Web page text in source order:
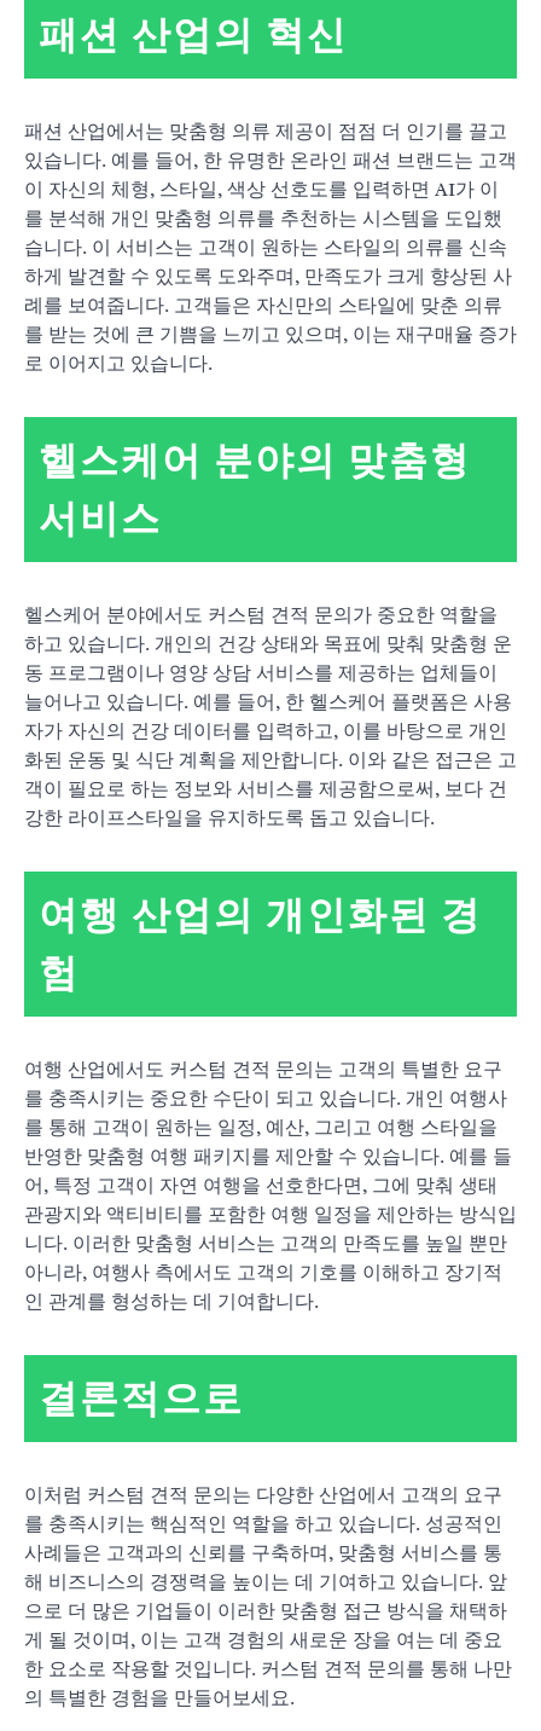
패션 산업의 혁신
패션 산업에서는 맞춤형 의류 제공이 점점 더 인기를 끌고
있습니다. 예를 들어, 한 유명한 온라인 패션 브랜드는 고객
이 자신의 체형, 스타일, 색상 선호도를 입력하면 AI가 이
를 분석해 개인 맞춤형 의류를 추천하는 시스템을 도입했
습니다. 이 서비스는 고객이 원하는 스타일의 의류를 신속
하게 발견할 수 있도록 도와주며, 만족도가 크게 향상된 사
례를 보여줍니다. 고객들은 자신만의 스타일에 맞춘 의류
를 받는 것에 큰 기쁨을 느끼고 있으며, 이는 재구매율 증가
로 이어지고 있습니다.
헬스케어 분야의 맞춤형
서비스
헬스케어 분야에서도 커스텀 견적 문의가 중요한 역할을
하고 있습니다. 개인의 건강 상태와 목표에 맞춰 맞춤형 운
동 프로그램이나 영양 상담 서비스를 제공하는 업체들이
늘어나고 있습니다. 예를 들어, 한 헬스케어 플랫폼은 사용
자가 자신의 건강 데이터를 입력하고, 이를 바탕으로 개인
화된 운동 및 식단 계획을 제안합니다. 이와 같은 접근은 고
객이 필요로 하는 정보와 서비스를 제공함으로써, 보다 건
강한 라이프스타일을 유지하도록 돕고 있습니다.
여행 산업의 개인화된 경
험
여행 산업에서도 커스텀 견적 문의는 고객의 특별한 요구
를 충족시키는 중요한 수단이 되고 있습니다. 개인 여행사
를 통해 고객이 원하는 일정, 예산, 그리고 여행 스타일을
반영한 맞춤형 여행 패키지를 제안할 수 있습니다. 예를 들
어, 특정 고객이 자연 여행을 선호한다면, 그에 맞춰 생태
관광지와 액티비티를 포함한 여행 일정을 제안하는 방식입
니다. 이러한 맞춤형 서비스는 고객의 만족도를 높일 뿐만
아니라, 여행사 측에서도 고객의 기호를 이해하고 장기적
인 관계를 형성하는 데 기여합니다.
결론적으로
이처럼 커스텀 견적 문의는 다양한 산업에서 고객의 요구
를 충족시키는 핵심적인 역할을 하고 있습니다. 성공적인
사례들은 고객과의 신뢰를 구축하며, 맞춤형 서비스를 통
해 비즈니스의 경쟁력을 높이는 데 기여하고 있습니다. 앞
으로 더 많은 기업들이 이러한 맞춤형 접근 방식을 채택하
게 될 것이며, 이는 고객 경험의 새로운 장을 여는 데 중요
한 요소로 작용할 것입니다. 커스텀 견적 문의를 통해 나만
의 특별한 경험을 만들어보세요.